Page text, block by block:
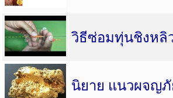
วิธีซ่อมทุ่นชิงหลิ
นิยาย แนวผจญ